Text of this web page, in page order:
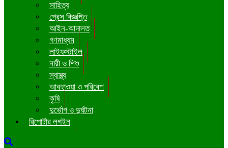
সাহিত্য
প্রেস বিজ্ঞপ্তি
আইন-আদালত
গণমাধ্যম
লাইফস্টাইল
নারী ও শিশু
স্বাস্থ্য
আবহাওয়া ও পরিবেশ
কৃষি
দুর্ভোগ ও দুর্ঘটনা
রিপোর্টার লগইন